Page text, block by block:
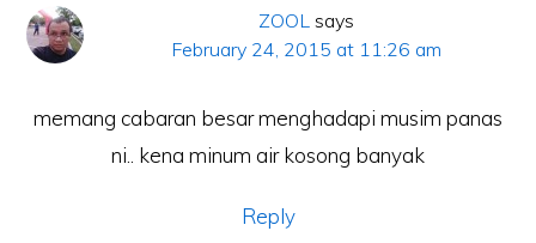
ZOOL says
February 24, 2015 at 11:26 am
memang cabaran besar menghadapi musim panas
ni.. kena minum air kosong banyak
Reply